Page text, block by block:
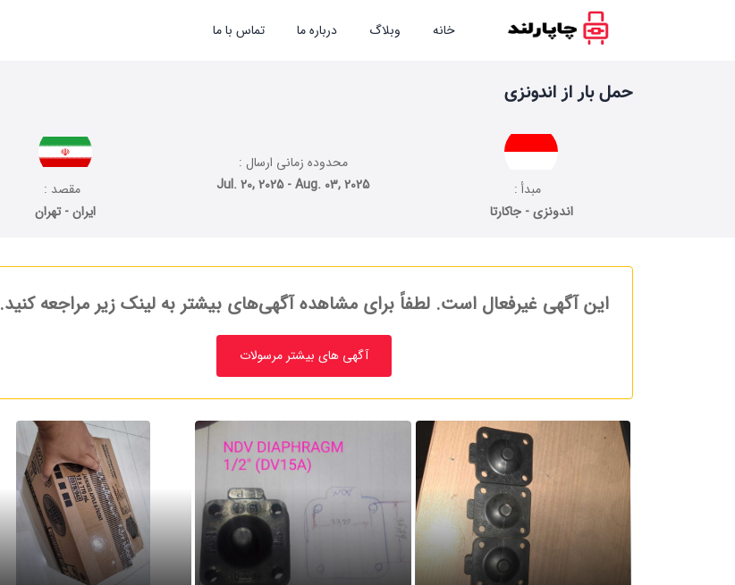
خانه وبلاگ درباره ما تماس با ما
حمل بار از اندونزی
مبدأ :
اندونزی - جاکارتا
محدوده زمانی ارسال :
Jul. 20, 2025 - Aug. 03, 2025
مقصد :
ایران - تهران
این آگهی غیرفعال است. لطفاً برای مشاهده آگهی‌های بیشتر به لینک زیر مراجعه کنید.
آگهی های بیشتر مرسولات